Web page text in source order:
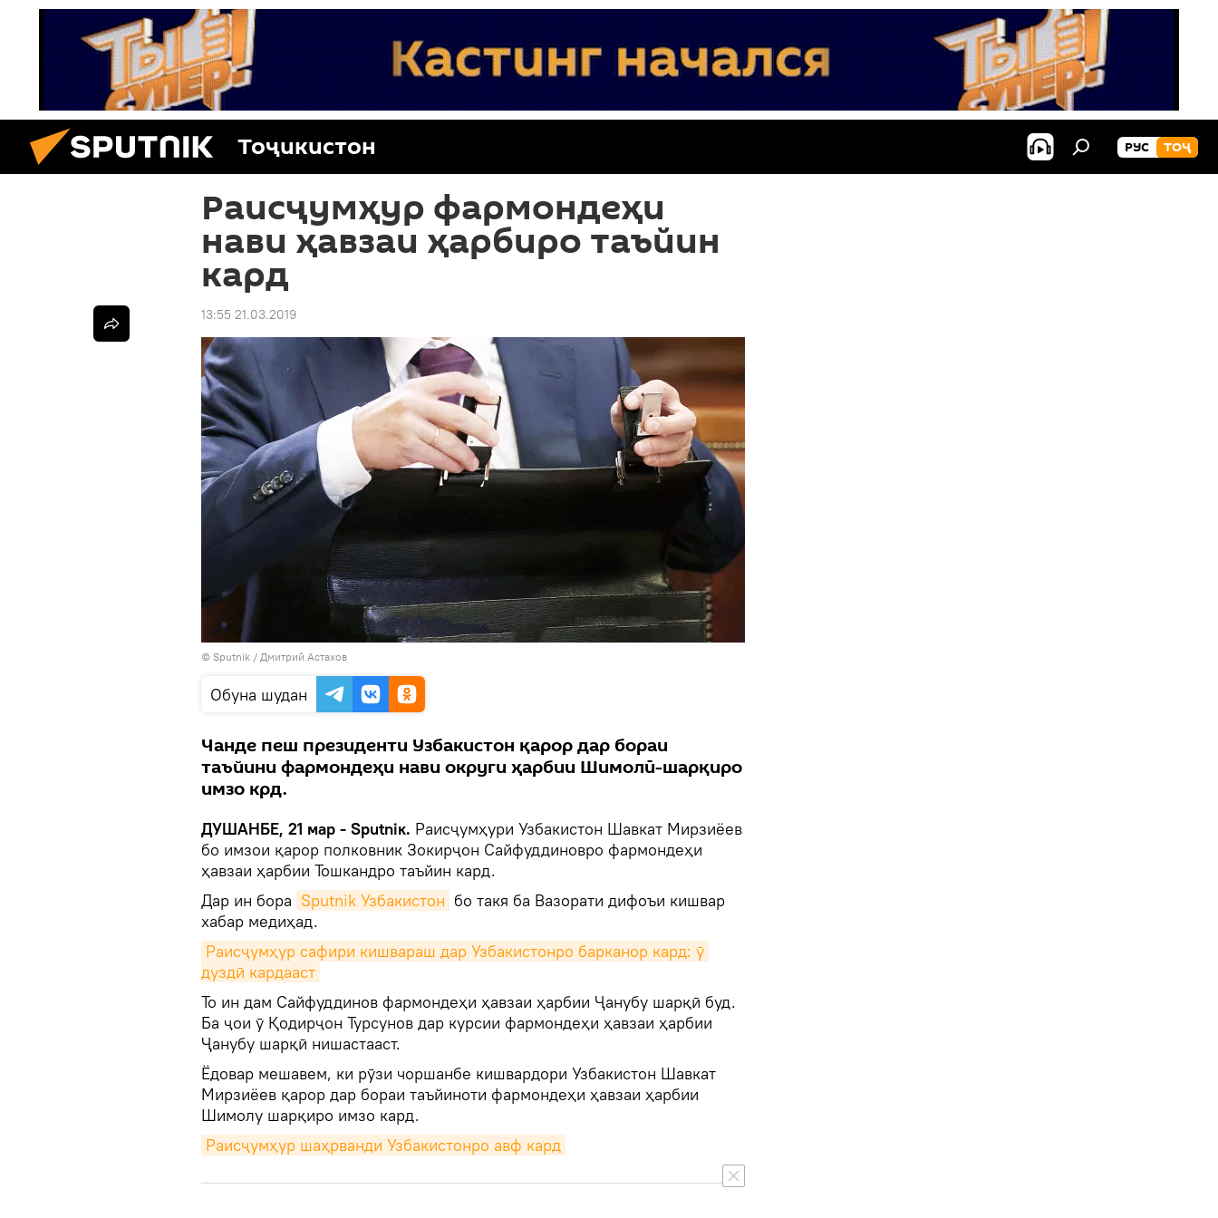
Тоҷикистон РУС ТОҶ
Раисҷумҳур фармондеҳи
нави ҳавзаи ҳарбиро таъйин
кард
13:55 21.03.2019
© Sputnik / Дмитрий Астахов
Обуна шудан
Чанде пеш президенти Узбакистон қарор дар бораи
таъйини фармондеҳи нави округи ҳарбии Шимолӣ-шарқиро
имзо крд.
ДУШАНБЕ, 21 мар - Sputniк. Раисҷумҳури Узбакистон Шавкат Мирзиёев
бо имзои қарор полковник Зокирҷон Сайфуддиновро фармондеҳи
ҳавзаи ҳарбии Тошкандро таъйин кард.
Дар ин бора Sputnik Узбакистон бо такя ба Вазорати дифоъи кишвар
хабар медиҳад.
Раисҷумҳур сафири кишвараш дар Узбакистонро барканор кард: ӯ
дуздӣ кардааст
То ин дам Сайфуддинов фармондеҳи ҳавзаи ҳарбии Ҷанубу шарқӣ буд.
Ба ҷои ӯ Қодирҷон Турсунов дар курсии фармондеҳи ҳавзаи ҳарбии
Ҷанубу шарқӣ нишастааст.
Ёдовар мешавем, ки рӯзи чоршанбе кишвардори Узбакистон Шавкат
Мирзиёев қарор дар бораи таъйиноти фармондеҳи ҳавзаи ҳарбии
Шимолу шарқиро имзо кард.
Раисҷумҳур шаҳрванди Узбакистонро авф кард